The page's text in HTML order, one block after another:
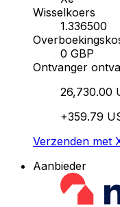
Wisselkoers
1.336500
0 GBP
Ontvanger
26,730.00
+359.79
Verzenden met
Aanbieder